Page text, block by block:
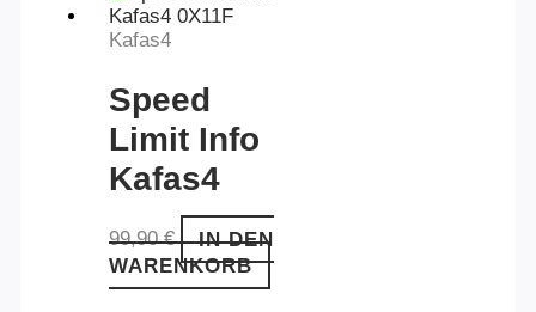
Kafas4
Speed
Limit Info
Kafas4
0X11F
99,90€
IN DEN
WARENKORB